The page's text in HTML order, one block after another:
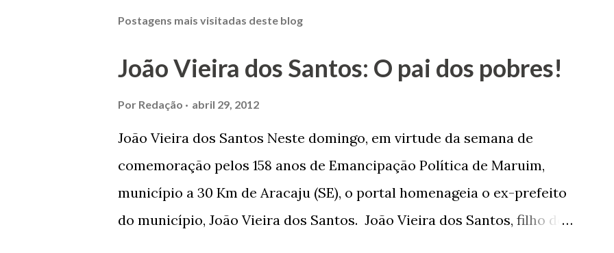
Postagens mais visitadas deste blog
João Vieira dos Santos: O pai dos pobres!
Por Redação abril 29, 2012
João Vieira dos Santos Neste domingo, em virtude da semana de
comemoração pelos 158 anos de Emancipação Política de Maruim,
município a 30 Km de Aracaju (SE), o portal homenageia o ex-prefeito
do município, João Vieira dos Santos. João Vieira dos Santos, filho de